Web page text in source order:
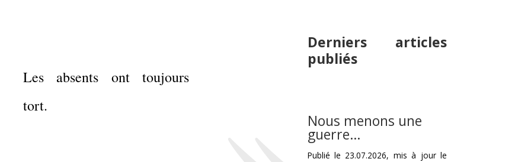
Les absents ont toujours
tort.
Derniers articles
publiés
Nous menons une
guerre…
Publié le 23.07.2026, mis à jour le